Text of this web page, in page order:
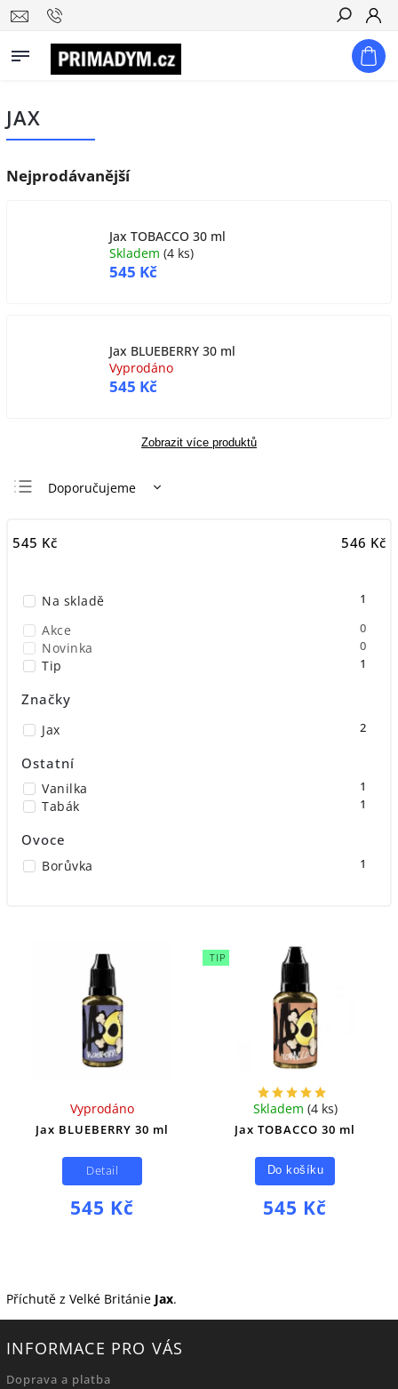
Hledat
JAX
Nejprodávanější
Jax TOBACCO 30 ml
Skladem (4 ks)
545 Kč
Jax BLUEBERRY 30 ml
Vyprodáno
545 Kč
Zobrazit více produktů
Doporučujeme
Nejdražší
Abecedně
545 Kč 546 Kč
Na skladě 1
Akce 0
Novinka 0
Tip 1
Značky
Jax 2
Ostatní
Vanilka 1
Tabák 1
Ovoce
Borůvka 1
Jax BLUEBERRY 30 ml
Vyprodáno
545 Kč
Detail
TIP
Jax TOBACCO 30 ml
Skladem (4 ks)
545 Kč
Do košíku
Příchutě z Velké Británie Jax.
INFORMACE PRO VÁS
Doprava a platba